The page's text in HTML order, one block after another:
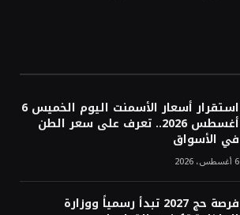
استقرار أسعار الأسمنت اليوم الخميس 6
أغسطس 2026.. تعرف على سعر الطن
في الأسواق
6 أغسطس، 2026
فرصة حج 2027 تبدأ رسمياً ووزارة